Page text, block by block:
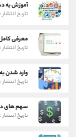
آموزش به
تاریخ انتشار : ۱۹ آذر
معرفی
تاریخ انتشار : ۲۰ مهر
وارد شدن
تاریخ انتشار : ۴ دی
سهم های
تاریخ انتشار : ۱۱ دی ۱۳۹۹